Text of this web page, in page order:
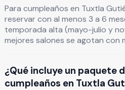
Para cumpleaños en Tuxtla
reservar con al menos 3 a 6
temporada alta (mayo-julio y
mejores salones se agotan con
¿Qué incluye un paquete
cumpleaños en Tuxtla